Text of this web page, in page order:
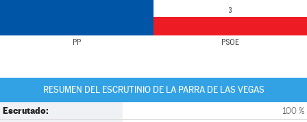
PP PSOE
3
RESUMEN DEL ESCRUTINIO DE LA PARRA DE LAS VEGAS
Escrutado: 100 %